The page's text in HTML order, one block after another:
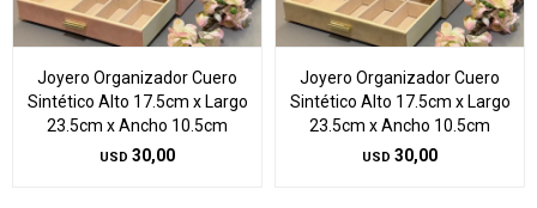
Joyero Organizador Cuero
Sintético Alto 17.5cm x Largo
23.5cm x Ancho 10.5cm
USD 30,00
Joyero Organizador Cuero
Sintético Alto 17.5cm x Largo
23.5cm x Ancho 10.5cm
USD 30,00